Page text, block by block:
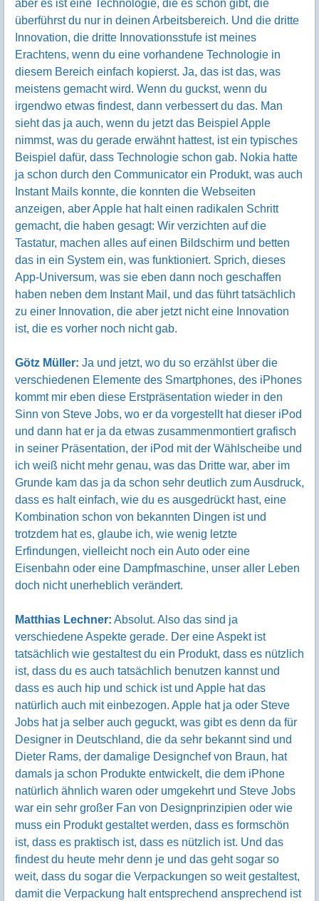
aber es ist eine Technologie, die es schon gibt, die
überführst du nur in deinen Arbeitsbereich. Und die dritte
Innovation, die dritte Innovationsstufe ist meines
Erachtens, wenn du eine vorhandene Technologie in
diesem Bereich einfach kopierst. Ja, das ist das, was
meistens gemacht wird. Wenn du guckst, wenn du
irgendwo etwas findest, dann verbessert du das. Man
sieht das ja auch, wenn du jetzt das Beispiel Apple
nimmst, was du gerade erwähnt hattest, ist ein typisches
Beispiel dafür, dass Technologie schon gab. Nokia hatte
ja schon durch den Communicator ein Produkt, was auch
Instant Mails konnte, die konnten die Webseiten
anzeigen, aber Apple hat halt einen radikalen Schritt
gemacht, die haben gesagt: Wir verzichten auf die
Tastatur, machen alles auf einen Bildschirm und betten
das in ein System ein, was funktioniert. Sprich, dieses
App-Universum, was sie eben dann noch geschaffen
haben neben dem Instant Mail, und das führt tatsächlich
zu einer Innovation, die aber jetzt nicht eine Innovation
ist, die es vorher noch nicht gab.
Götz Müller: Ja und jetzt, wo du so erzählst über die
verschiedenen Elemente des Smartphones, des iPhones
kommt mir eben diese Erstpräsentation wieder in den
Sinn von Steve Jobs, wo er da vorgestellt hat dieser iPod
und dann hat er ja da etwas zusammenmontiert grafisch
in seiner Präsentation, der iPod mit der Wählscheibe und
ich weiß nicht mehr genau, was das Dritte war, aber im
Grunde kam das ja da schon sehr deutlich zum Ausdruck,
dass es halt einfach, wie du es ausgedrückt hast, eine
Kombination schon von bekannten Dingen ist und
trotzdem hat es, glaube ich, wie wenig letzte
Erfindungen, vielleicht noch ein Auto oder eine
Eisenbahn oder eine Dampfmaschine, unser aller Leben
doch nicht unerheblich verändert.
Matthias Lechner: Absolut. Also das sind ja
verschiedene Aspekte gerade. Der eine Aspekt ist
tatsächlich wie gestaltest du ein Produkt, dass es nützlich
ist, dass du es auch tatsächlich benutzen kannst und
dass es auch hip und schick ist und Apple hat das
natürlich auch mit einbezogen. Apple hat ja oder Steve
Jobs hat ja selber auch geguckt, was gibt es denn da für
Designer in Deutschland, die da sehr bekannt sind und
Dieter Rams, der damalige Designchef von Braun, hat
damals ja schon Produkte entwickelt, die dem iPhone
natürlich ähnlich waren oder umgekehrt und Steve Jobs
war ein sehr großer Fan von Designprinzipien oder wie
muss ein Produkt gestaltet werden, dass es formschön
ist, dass es praktisch ist, dass es nützlich ist. Und das
findest du heute mehr denn je und das geht sogar so
weit, dass du sogar die Verpackungen so weit gestaltest,
damit die Verpackung halt entsprechend ansprechend ist